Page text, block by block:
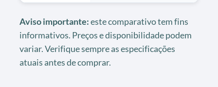
Aviso importante:este comparativo tem fins
informativos. Preços e disponibilidade podem
variar. Verifique sempre as especificações
atuais antes de comprar.